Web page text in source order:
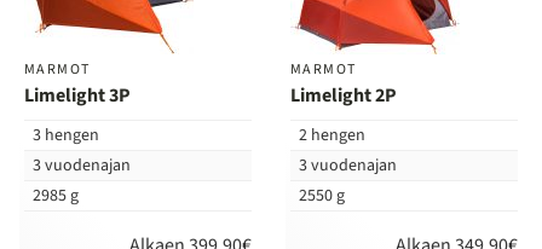
MARMOT
Limelight 3P
3 hengen
3 vuodenajan
2985 g
MARMOT
Limelight 2P
2 hengen
3 vuodenajan
2550 g